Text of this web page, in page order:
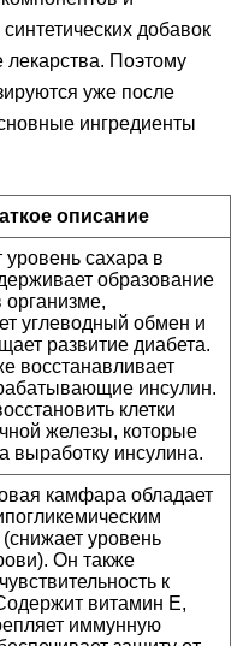
добавок
лекарства. Поэтому
уже после
ингредиенты
описание
уровень сахара в
образование
организме,
углеводный обмен и
развитие диабета.
восстанавливает
инсулин.
клетки
железы, которые
выработку инсулина.
камфара обладает
уровень
Он также
к
витамин Е,
иммунную